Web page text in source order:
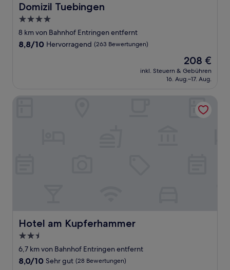
Domizil Tuebingen
Domizil Tuebingen
4.0-
Sterne-
Unterkunft
8 km von Bahnhof Entringen entfernt
8.8
8,8/10 Hervorragend (263 Bewertungen)
Der
Preis
beträgt
208 €
inkl. Steuern & Gebühren
16. Aug.–17. Aug.
Hotel am Kupferhammer
Hotel am Kupferhammer
2.5-
Sterne-
Unterkunft
6,7 km von Bahnhof Entringen entfernt
8.0
8,0/10 Sehr gut (28 Bewertungen)